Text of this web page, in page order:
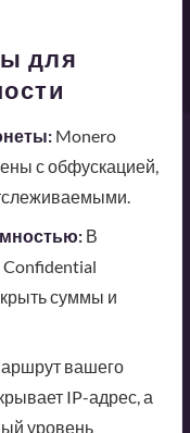
для
Monero
с обфускацией,
В
суммы и
вашего
IP-адрес, а
уровень